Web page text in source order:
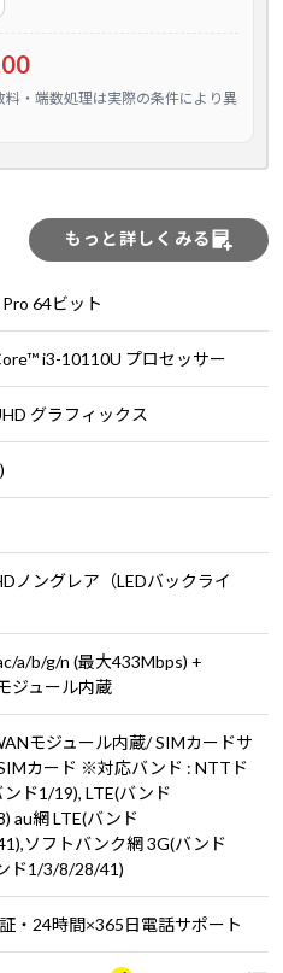
・端数処理は実際の条件により異
もっと詳しくみる
64ビット
i3-10110U プロセッサー
グラフィックス
ノングレア（LEDバックライ
a/b/g/n (最大433Mbps) +
ジュール内蔵
モジュール内蔵/ SIMカードサ
カード ※対応バンド : NTTド
ド1/19), LTE(バンド
au網 LTE(バンド
ソフトバンク網 3G(バンド
ド1/3/8/28/41)
・24時間×365日電話サポート